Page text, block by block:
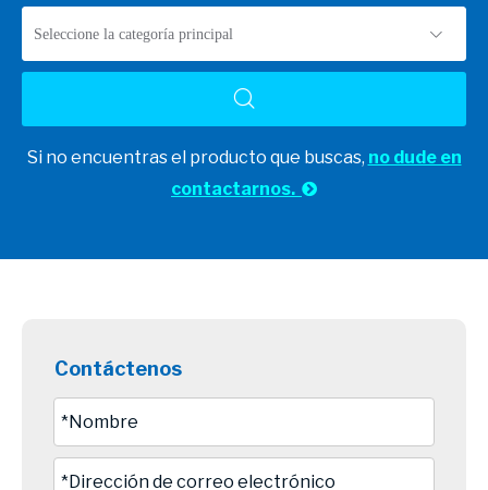
Seleccione la categoría principal
Si no encuentras el producto que buscas, no dude en
contactarnos. 
Contáctenos